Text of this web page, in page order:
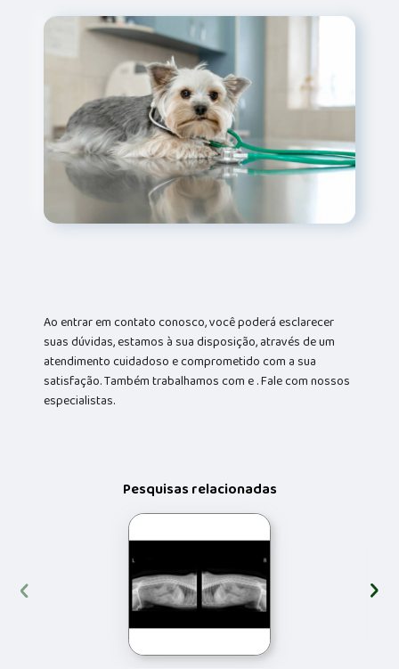
Ao entrar em contato conosco, você poderá esclarecer
suas dúvidas, estamos à sua disposição, através de um
atendimento cuidadoso e comprometido com a sua
satisfação. Também trabalhamos com e . Fale com nossos
especialistas.
Pesquisas relacionadas
‹ ›